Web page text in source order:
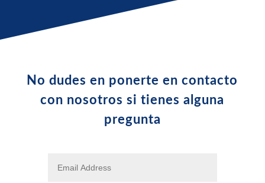
No dudes en ponerte en contacto
con nosotros si tienes alguna
pregunta